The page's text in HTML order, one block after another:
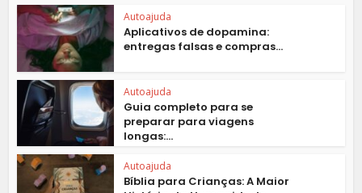
Autoajuda
Aplicativos de dopamina:
entregas falsas e compras...
Autoajuda
Guia completo para se
preparar para viagens
longas:...
Autoajuda
Bíblia para Crianças: A Maior